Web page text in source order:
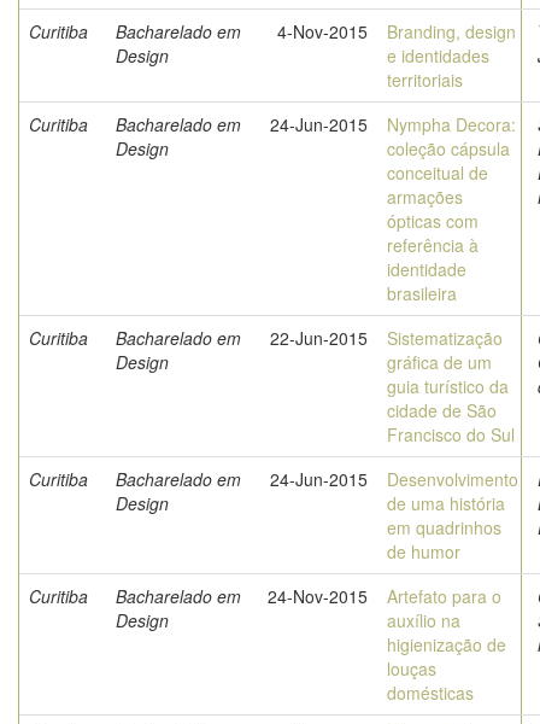
Curitiba
Bacharelado em
Design
4-Nov-2015
Branding, design
e identidades
territoriais
Curitiba
Bacharelado em
Design
24-Jun-2015
Nympha Decora:
coleção cápsula
conceitual de
armações
ópticas com
referência à
identidade
brasileira
Curitiba
Bacharelado em
Design
22-Jun-2015
Sistematização
gráfica de um
guia turístico da
cidade de São
Francisco do Sul
Curitiba
Bacharelado em
Design
24-Jun-2015
Desenvolvimento
de uma história
em quadrinhos
de humor
Curitiba
Bacharelado em
Design
24-Nov-2015
Artefato para o
auxílio na
higienização de
louças
domésticas